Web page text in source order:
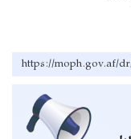
https://moph.gov.af/